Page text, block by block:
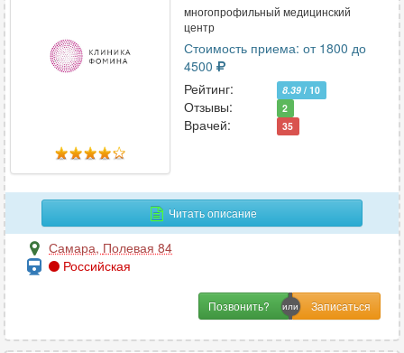
многопрофильный медицинский
центр
Стоимость приема: от 1800 до
4500
Рейтинг:
8.39 / 10
Отзывы: 2
Врачей: 35
Читать описание
Самара, Полевая 84
Российская
Позвонить?